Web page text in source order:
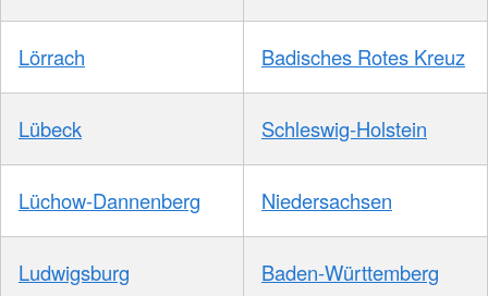
Lörrach Badisches Rotes Kreuz
Lübeck Schleswig-Holstein
Lüchow-Dannenberg Niedersachsen
Ludwigsburg Baden-Württemberg